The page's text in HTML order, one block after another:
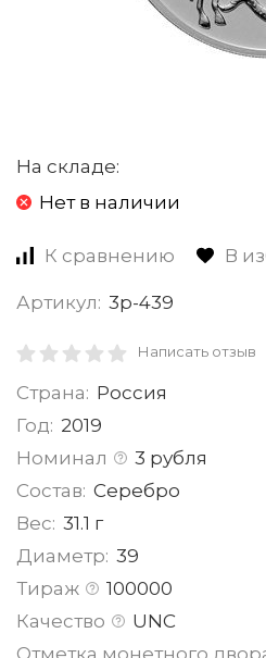
На складе:
Нет в наличии
К сравнению В
Артикул: 3р-439
Написать отзыв
Страна: Россия
Год: 2019
Номинал
3 рубля
Состав: Серебро
Вес: 31.1 г
Диаметр: 39
Тираж
100000
Качество
UNC
Отметка монетного